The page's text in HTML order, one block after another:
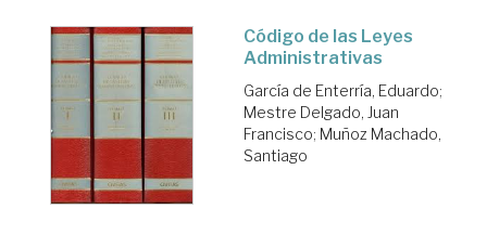
Código de las Leyes
Administrativas
García de Enterría, Eduardo;
Mestre Delgado, Juan
Francisco; Muñoz Machado,
Santiago